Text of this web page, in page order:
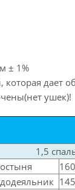
± 1%
дает
ушек)!
1,5